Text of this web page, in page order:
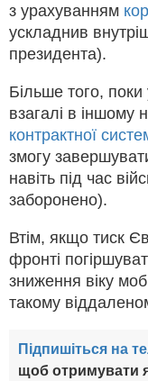
з урахуванням
ускладнив
президента).
Більше того, поки
взагалі в іншому
контрактної
змогу
навіть під час
заборонено).
Втім, якщо тиск
фронті
зниження віку
такому
Підпишіться на
щоб отримувати